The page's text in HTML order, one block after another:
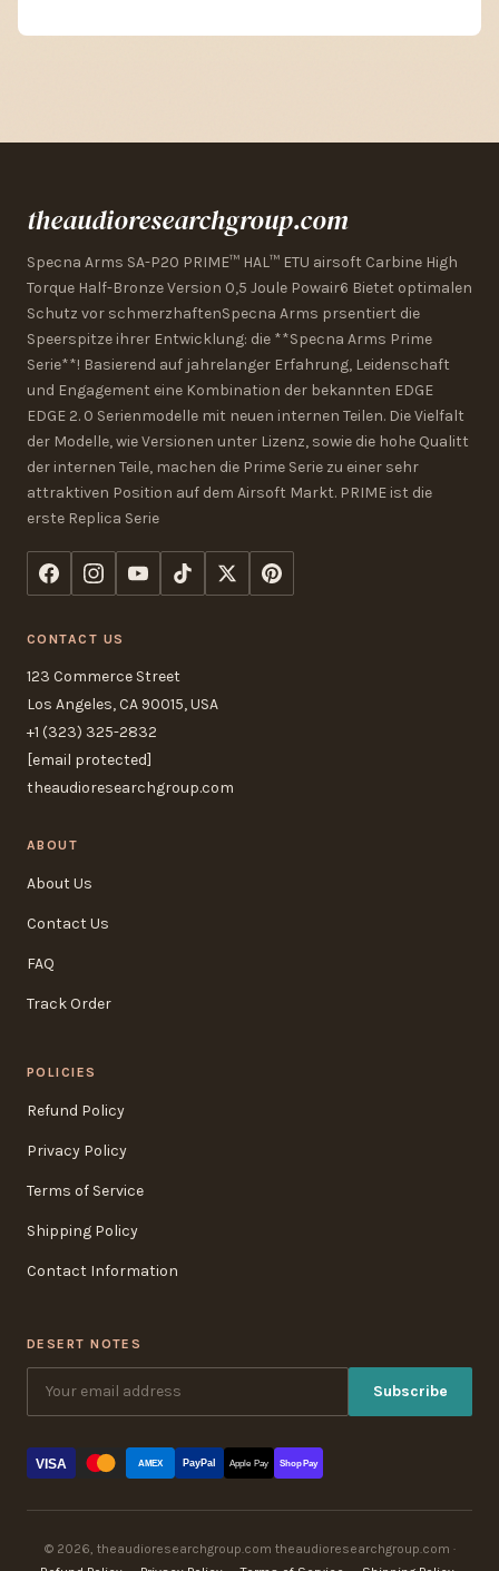
theaudioresearchgroup.com
Specna Arms SA-P20 PRIME™ HAL™ ETU airsoft Carbine High
Torque Half-Bronze Version 0,5 Joule Powair6 Bietet optimalen
Schutz vor schmerzhaftenSpecna Arms prsentiert die
Speerspitze ihrer Entwicklung: die **Specna Arms Prime
Serie**! Basierend auf jahrelanger Erfahrung, Leidenschaft
und Engagement eine Kombination der bekannten EDGE
EDGE 2. 0 Serienmodelle mit neuen internen Teilen. Die Vielfalt
der Modelle, wie Versionen unter Lizenz, sowie die hohe Qualitt
der internen Teile, machen die Prime Serie zu einer sehr
attraktiven Position auf dem Airsoft Markt. PRIME ist die
erste Replica Serie
CONTACT US
123 Commerce Street
Los Angeles, CA 90015, USA
+1 (323) 325-2832
[email protected]
theaudioresearchgroup.com
ABOUT
About Us
Contact Us
FAQ
Track Order
POLICIES
Refund Policy
Privacy Policy
Terms of Service
Shipping Policy
Contact Information
DESERT NOTES
Subscribe
VISA AMEX PayPal Apple Pay Shop Pay
© 2026, theaudioresearchgroup.com theaudioresearchgroup.com ·